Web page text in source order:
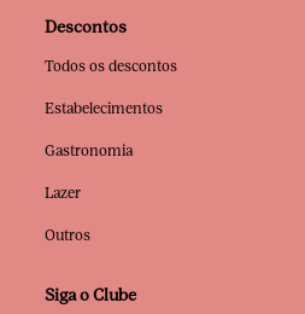
Descontos
Todos os descontos
Estabelecimentos
Gastronomia
Lazer
Outros
Siga o Clube